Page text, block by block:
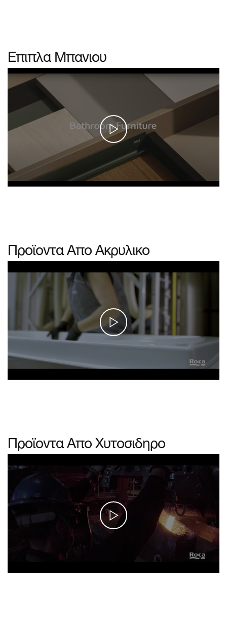
Επιπλα Μπανιου
Προϊοντα Απο Ακρυλικο
Προϊοντα Απο Χυτοσιδηρο